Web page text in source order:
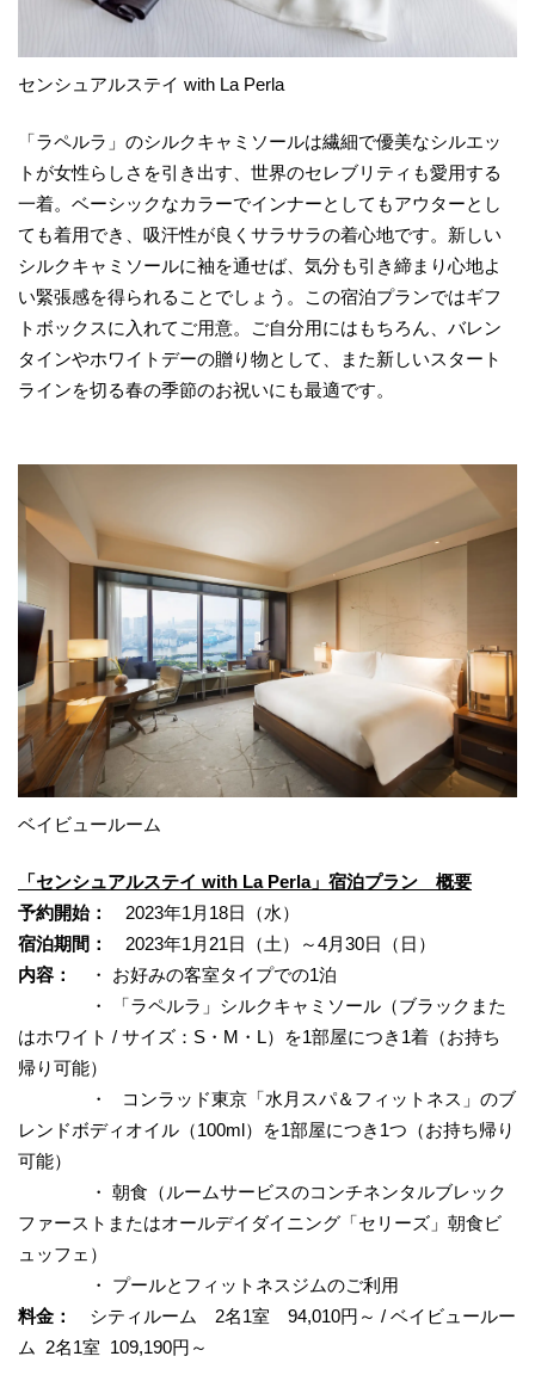
センシュアルステイ with La Perla
「ラペルラ」のシルクキャミソールは繊細で優美なシルエッ
トが女性らしさを引き出す、世界のセレブリティも愛用する
一着。ベーシックなカラーでインナーとしてもアウターとし
ても着用でき、吸汗性が良くサラサラの着心地です。新しい
シルクキャミソールに袖を通せば、気分も引き締まり心地よ
い緊張感を得られることでしょう。この宿泊プランではギフ
トボックスに入れてご用意。ご自分用にはもちろん、バレン
タインやホワイトデーの贈り物として、また新しいスタート
ラインを切る春の季節のお祝いにも最適です。
ベイビュールーム
「センシュアルステイ with La Perla」宿泊プラン 概要
予約開始：
2023年1月18日（水）
宿泊期間：
2023年1月21日（土）～4月30日（日）
内容：
・ お好みの客室タイプでの1泊
・ 「ラペルラ」シルクキャミソール（ブラックまた
はホワイト / サイズ：S・M・L）を1部屋につき1着（お持ち
帰り可能）
・ コンラッド東京「水月スパ＆フィットネス」のブ
レンドボディオイル（100ml）を1部屋につき1つ（お持ち帰り
可能）
・ 朝食（ルームサービスのコンチネンタルブレック
ファーストまたはオールデイダイニング「セリーズ」朝食ビ
ュッフェ）
・ プールとフィットネスジムのご利用
料金： シティルーム 2名1室 94,010円～ / ベイビュールー
ム 2名1室 109,190円～